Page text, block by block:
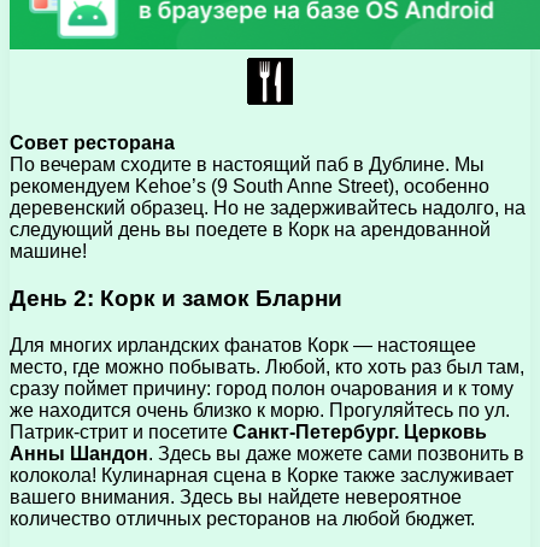
Совет ресторана
По вечерам сходите в настоящий паб в Дублине. Мы
рекомендуем Kehoe’s (9 South Anne Street), особенно
деревенский образец. Но не задерживайтесь надолго, на
следующий день вы поедете в Корк на арендованной
машине!
День 2: Корк и замок Бларни
Для многих ирландских фанатов Корк — настоящее
место, где можно побывать. Любой, кто хоть раз был там,
сразу поймет причину: город полон очарования и к тому
же находится очень близко к морю. Прогуляйтесь по ул.
Патрик-стрит и посетите Санкт-Петербург. Церковь
Анны Шандон. Здесь вы даже можете сами позвонить в
колокола! Кулинарная сцена в Корке также заслуживает
вашего внимания. Здесь вы найдете невероятное
количество отличных ресторанов на любой бюджет.